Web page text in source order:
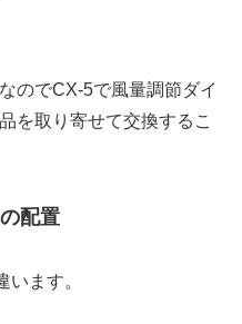
のでCX-5で風量調節ダイ
を取り寄せて交換するこ
配置
ます。